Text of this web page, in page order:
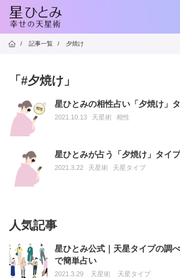
/ 記事一覧 / 夕焼け
「#夕焼け」
星ひとみの相性占い「夕焼け」
2021.10.13 天星術 相性
星ひとみが占う「夕焼け」タイ
2021.3.22 天星術 天星タイプ
人気記事
星ひとみ公式｜天星タイプの調
で簡単占い
2021.3.29 天星術 天星タイプ